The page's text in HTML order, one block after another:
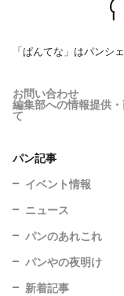
「ぱんてな」はパンシ
お問い合わせ
編集部への情報提供
て
パン記事
イベント情報
ニュース
パンのあれこれ
パンやの夜明け
新着記事